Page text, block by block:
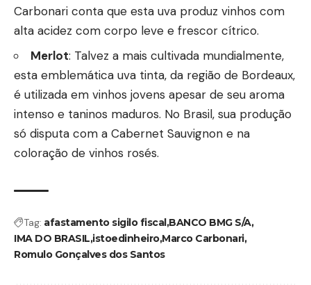
Carbonari conta que esta uva produz vinhos com
alta acidez com corpo leve e frescor cítrico.
Merlot: Talvez a mais cultivada mundialmente,
esta emblemática uva tinta, da região de Bordeaux,
é utilizada em vinhos jovens apesar de seu aroma
intenso e taninos maduros. No Brasil, sua produção
só disputa com a Cabernet Sauvignon e na
coloração de vinhos rosés.
Tag: afastamento sigilo fiscalBANCO BMG S/A
IMA DO BRASIL istoedinheiroMarco Carbonari
Romulo Gonçalves dos Santos